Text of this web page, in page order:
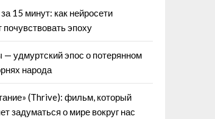
15 минут: как нейросети
почувствовать эпоху
удмуртский эпос о потерянном
народа
(Thrive): фильм, который
задуматься о мире вокруг нас